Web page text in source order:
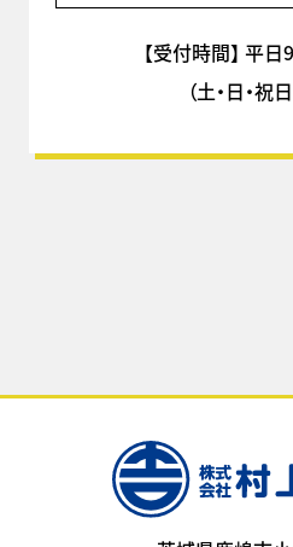
【受付時間】 平日
（土・日・祝